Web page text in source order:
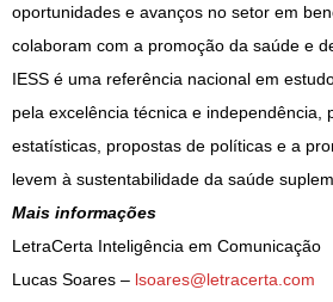
oportunidades e avanços no setor em
colaboram com a promoção da saúde e
IESS é uma referência nacional em
pela excelência técnica e independência,
estatísticas, propostas de políticas e a
levem à sustentabilidade da saúde
Mais informações
LetraCerta Inteligência em Comunicação
Lucas Soares – lsoares@letracerta.com